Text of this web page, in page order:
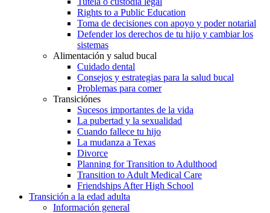
Rights to a Public Education
Toma de decisiones con apoyo y poder notarial
Defender los derechos de tu hijo y cambiar los
sistemas
Alimentación y salud bucal
Cuidado dental
Consejos y estrategias para la salud bucal
Problemas para comer
Transiciónes
Sucesos importantes de la vida
La pubertad y la sexualidad
Cuando fallece tu hijo
La mudanza a Texas
Divorce
Planning for Transition to Adulthood
Transition to Adult Medical Care
Friendships After High School
Transición a la edad adulta
Información general